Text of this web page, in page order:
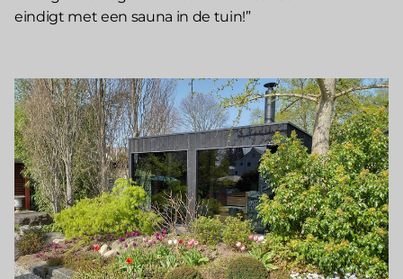
eindigt met een sauna in de tuin!”